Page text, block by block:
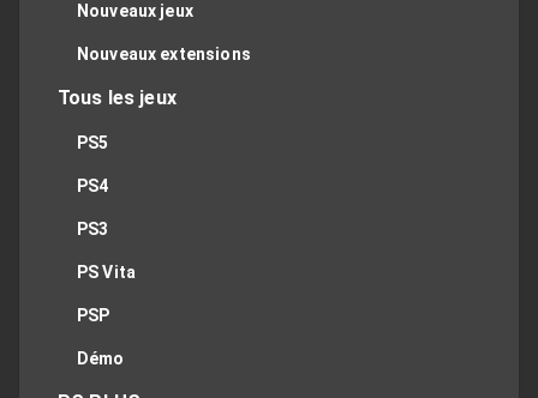
Nouveaux jeux
Nouveaux extensions
Tous les jeux
PS5
PS4
PS3
PS Vita
PSP
Démo